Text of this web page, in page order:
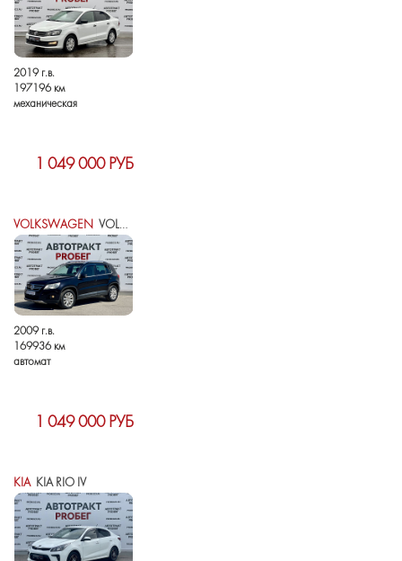
2019 г.в.
197196 км
механическая
1 049 000 РУБ
VOLKSWAGEN VOLKSWAGEN TIGUAN I
2009 г.в.
169936 км
автомат
1 049 000 РУБ
KIAKIA RIO IV